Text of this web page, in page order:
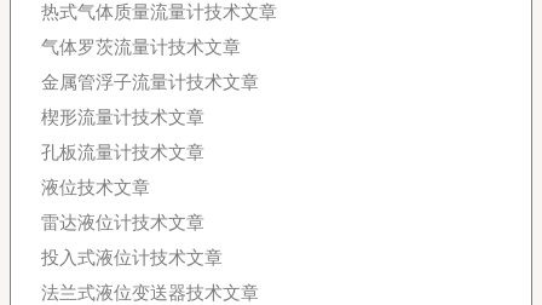
热式气体质量流量计技术文章
气体罗茨流量计技术文章
金属管浮子流量计技术文章
楔形流量计技术文章
孔板流量计技术文章
液位技术文章
雷达液位计技术文章
投入式液位计技术文章
法兰式液位变送器技术文章